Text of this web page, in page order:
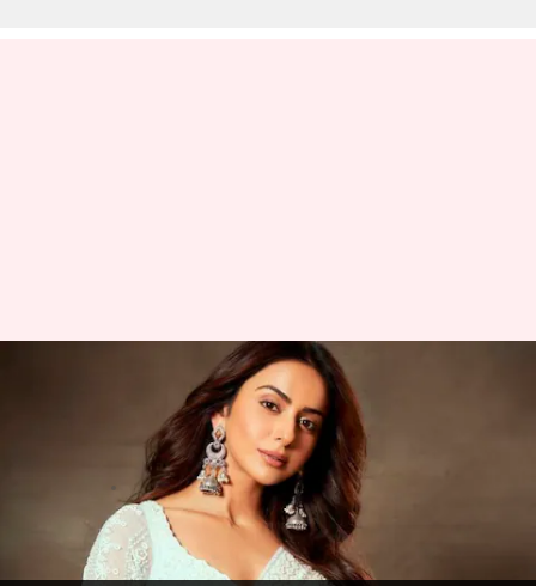
रकुल प्रीत सिंह की 'आई लव यू' जियो
सिनेमा पर होगी रिलीज, सामने आई
Jun 06, 2023 04:26 pm
क्या है खबर?